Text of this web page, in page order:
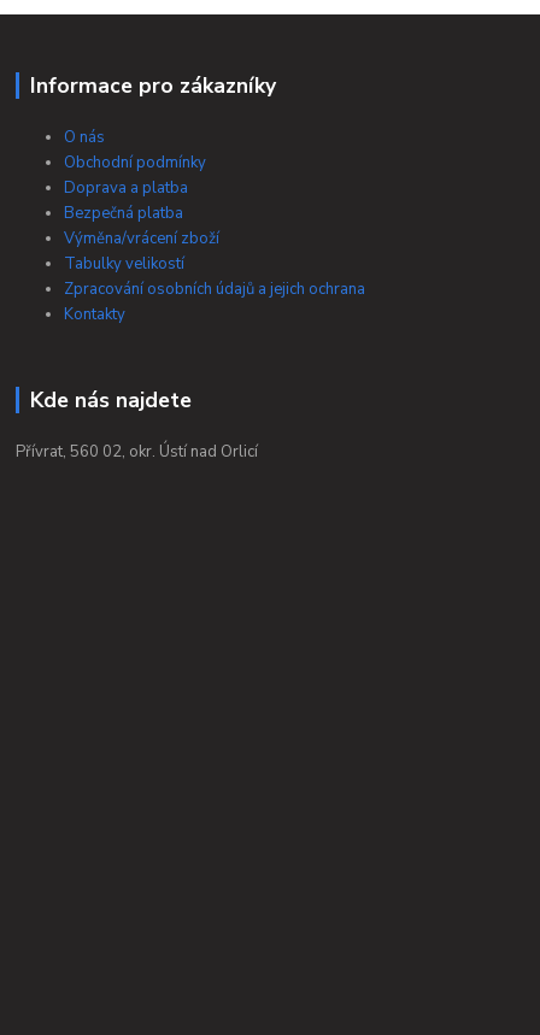
Informace pro zákazníky
O nás
Obchodní podmínky
Doprava a platba
Bezpečná platba
Výměna/vrácení zboží
Tabulky velikostí
Zpracování osobních údajů a jejich ochrana
Kontakty
Kde nás najdete
Přívrat, 560 02, okr. Ústí nad Orlicí